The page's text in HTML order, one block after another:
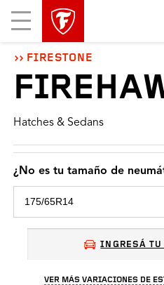
Mobile
Menu
FIRESTONE
Hatches & Sedans
¿No es tu tamaño de
INGRESÁ
VER MÁS VARIACIONES DE